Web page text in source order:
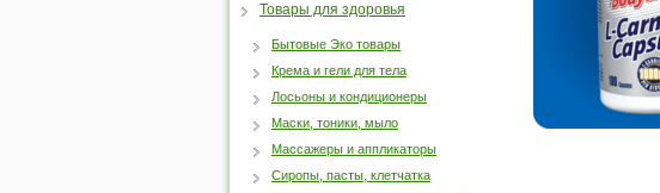
Товары для здоровья
Бытовые Эко товары
Крема и гели для тела
Лосьоны и кондиционеры
Маски, тоники, мыло
Массажеры и аппликаторы
Сиропы, пасты, клетчатка